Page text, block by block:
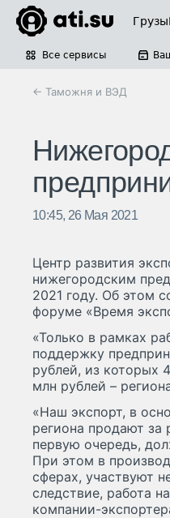
Грузы
Все сервисы
← Таможня и ВЭД
10:45, 26 Мая 2021
Центр развития
нижегородским
2021 году. Об этом
форуме «Время
«Только в рамках
поддержку
рублей, из которых
млн рублей –
«Наш экспорт, в
региона продают за
первую очередь,
При этом в
сферах, участвуют
следствие, работа
компании-